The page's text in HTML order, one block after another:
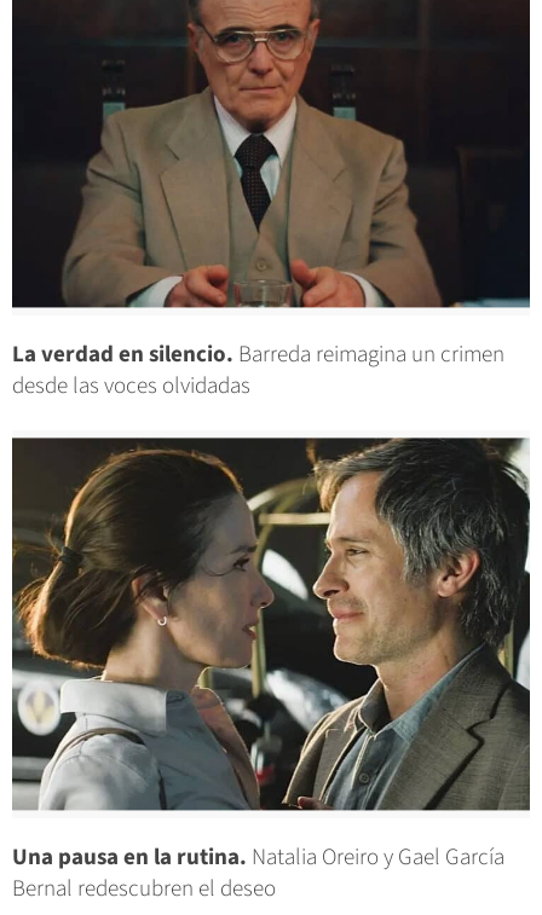
La verdad en silencio. Barreda reimagina un crimen
desde las voces olvidadas
Una pausa en la rutina. Natalia Oreiro y Gael García
Bernal redescubren el deseo